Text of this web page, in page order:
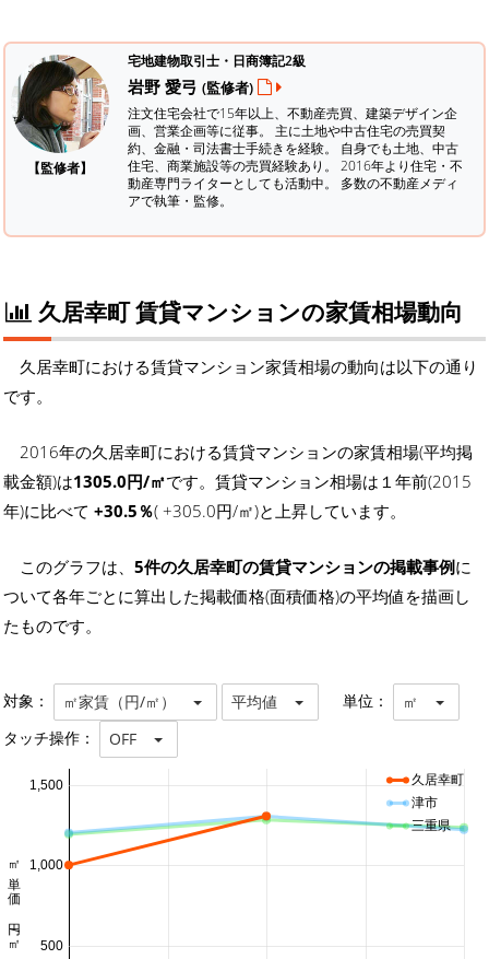
【監修者】
宅地建物取引士・日商簿記2級
岩野 愛弓 (監修者)
注文住宅会社で15年以上、不動産売買、建築デザイン企
画、営業企画等に従事。 主に土地や中古住宅の売買契
約、金融・司法書士手続きを経験。 自身でも土地、中古
住宅、商業施設等の売買経験あり。 2016年より住宅・不
動産専門ライターとしても活動中。 多数の不動産メディ
アで執筆・監修。
久居幸町 賃貸マンションの家賃相場動向
久居幸町における賃貸マンション家賃相場の動向は以下の通り
です。
2016年の久居幸町における賃貸マンションの家賃相場(平均掲
載金額)は1305.0円/㎡です。賃貸マンション相場は１年前(2015
年)に比べて +30.5％( +305.0円/㎡)と上昇しています。
このグラフは、 5件の久居幸町の賃貸マンションの掲載事例に
ついて各年ごとに算出した掲載価格(面積価格)の平均値を描画し
たものです。
対象： ㎡家賃（円/㎡） 平均値 単位： ㎡
タッチ操作： OFF
500
1,000
1,500
㎡単価 円/㎡
久居幸町
津市
三重県